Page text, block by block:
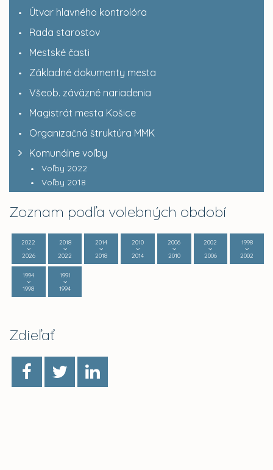
Útvar hlavného kontrolóra
Rada starostov
Mestské časti
Základné dokumenty mesta
Všeob. záväzné nariadenia
Magistrát mesta Košice
Organizačná štruktúra MMK
Komunálne voľby
Voľby 2022
Voľby 2018
Zoznam podľa volebných období
2022
2026
2018
2022
2014
2018
2010
2014
2006
2010
2002
2006
1998
2002
1994
1998
1991
1994
Zdieľať